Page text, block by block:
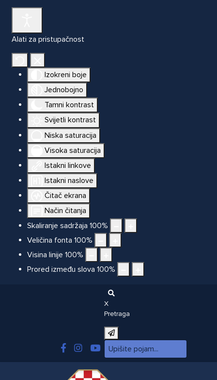
Alati za pristupačnost
Izokreni boje
Jednobojno
Tamni kontrast
Svijetli kontrast
Niska saturacija
Visoka saturacija
Istakni linkove
Istakni naslove
Čitač ekrana
Način čitanja
Skaliranje sadržaja 100%
Veličina fonta 100%
Visina linije 100%
Prored između slova 100%
X
Pretraga